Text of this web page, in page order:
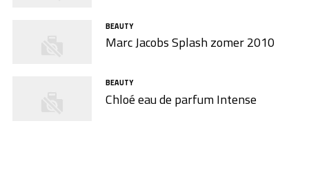
BEAUTY
Marc Jacobs Splash zomer 2010
BEAUTY
Chloé eau de parfum Intense